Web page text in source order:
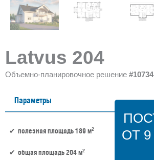
Latvus 204
Объемно-планировочное решение #10734
Параметры
полезная площадь 189 м2
общая площадь 204 м2
ОТ 9